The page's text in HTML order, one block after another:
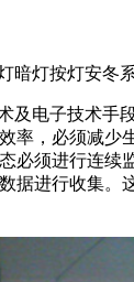
暗灯按灯安冬
及电子技术手
率，必须减少
必须进行连续
据进行收集。